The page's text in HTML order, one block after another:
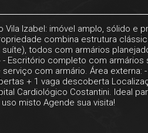
Izabel: imóvel amplo, sólido e
combina estrutura
todos com armários
Escritório completo com
com armário. Área
+ 1 vaga descoberta
Cardiológico Costantini. Ideal
misto Agende sua visita!